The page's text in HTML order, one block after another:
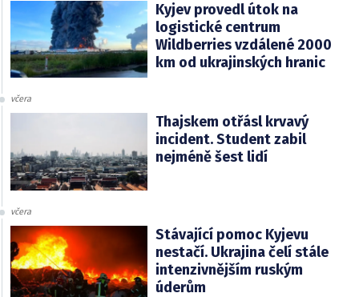
Kyjev provedl útok na
logistické centrum
Wildberries vzdálené 2000
km od ukrajinských hranic
včera
Thajskem otřásl krvavý
incident. Student zabil
nejméně šest lidí
včera
Stávající pomoc Kyjevu
nestačí. Ukrajina čelí stále
intenzivnějším ruským
úderům